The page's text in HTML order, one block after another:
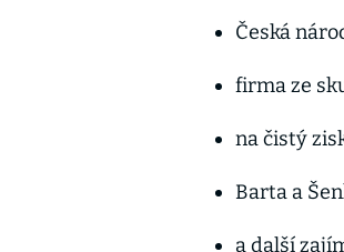
Česká
firma ze
na čistý
Barta a
a další